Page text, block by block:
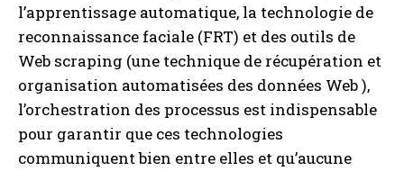
l’apprentissage automatique, la technologie de
reconnaissance faciale (FRT) et des outils de
Web scraping (une technique de récupération et
organisation automatisées des données Web ),
l’orchestration des processus est indispensable
pour garantir que ces technologies
communiquent bien entre elles et qu’aucune